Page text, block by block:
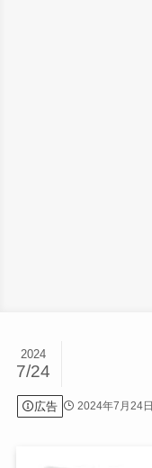
2024
7/24
広告 2024年7月24日